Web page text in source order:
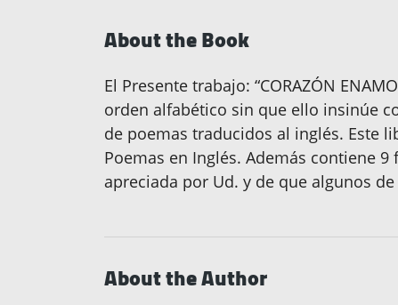
About the Book
El Presente trabajo: “CORAZÓN
orden alfabético sin que ello insinúe
de poemas traducidos al inglés. Este
Poemas en Inglés. Además contiene
apreciada por Ud. y de que algunos
About the Author